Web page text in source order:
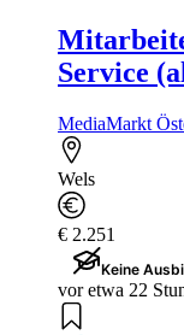
Service
MediaMarkt
Wels
€ 2.251
Keine
vor etwa 22